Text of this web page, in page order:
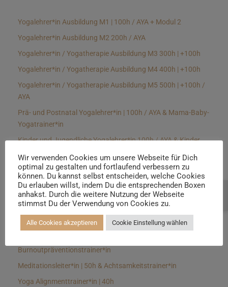
Yogalehrer*in Ausbildung M1 | 100h / AYA + Modul 2
Yogalehrer*in Ausbildung M2 200h / AYA
Yogalehrer*in / Yogatherapie Ausbildung M3 300h | +100h
Yogalehrer*in / Yogatherapie Ausbildung M4 400h | +100h
Yogalehrer*in / Yogatherapie Ausbildung M5 500h | +100h /
AYA
Prä- und Postnatal Yogalehrer*in | 100h / AYA & Mama-Baby-
Yogatrainer*in
Kinder und Jugendliche Yogalehrer*in 100h / AYA & Kinder
Yin Yogalehrer*in | 100 h & Faszientrainer*in
Hormon Yogalehrer*in / Yogatherapeut*in &
Stressmanagementtrainer*in | 70h
Longevitytrainer*in
Burnoutpräventionstrainer*in
Meditationsleiter*in | 50h & Achtsamkeitstrainer*in
Yoga Alignmenttrainer*in | 40h
Wir verwenden Cookies um unsere Webseite für Dich
optimal zu gestalten und fortlaufend verbessern zu
können. Du kannst selbst entscheiden, welche Cookies
Du erlauben willst, indem Du die entsprechenden Boxen
anhakst. Durch die weitere Nutzung der Webseite
stimmst Du der Verwendung von Cookies zu.
Alle Cookies akzeptieren Cookie Einstellung wählen
Beratung buchen